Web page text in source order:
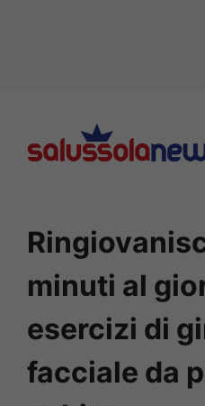
contenuto
minuti al
esercizi di
facciale da